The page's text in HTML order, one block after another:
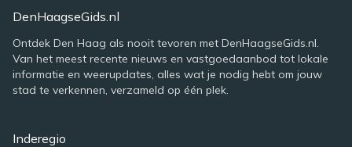
DenHaagseGids.nl
Ontdek Den Haag als nooit tevoren met DenHaagseGids.nl.
Van het meest recente nieuws en vastgoedaanbod tot lokale
informatie en weerupdates, alles wat je nodig hebt om jouw
stad te verkennen, verzameld op één plek.
Inderegio